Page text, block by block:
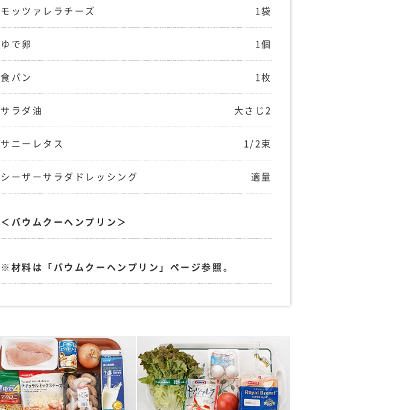
モッツァレラチーズ 1袋
ゆで卵 1個
食パン 1枚
サラダ油 大さじ2
サニーレタス 1/2束
シーザーサラダドレッシング 適量
＜バウムクーヘンプリン＞
※材料は「バウムクーヘンプリン」ページ参照。